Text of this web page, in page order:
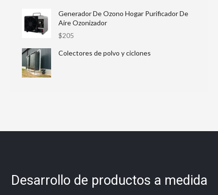
Generador De Ozono Hogar Purificador De
Aire Ozonizador
$205
Colectores de polvo y ciclones
Desarrollo de productos a medida